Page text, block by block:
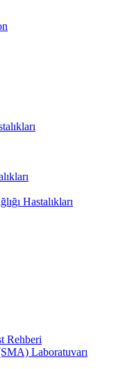
Hastalıkları
Rehberi
Laboratuvarı